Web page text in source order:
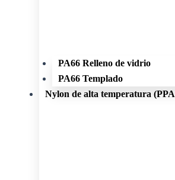
PA66 Relleno de vidrio
PA66 Templado
Nylon de alta temperatura